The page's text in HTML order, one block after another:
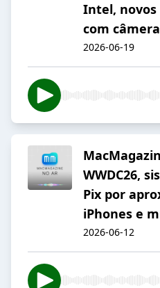
Intel, novos
com
2026-06-19
WWDC26,
Pix por
iPhones e
2026-06-12